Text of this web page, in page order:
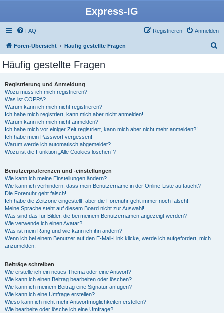
Express-IG
FAQ Anmelden
Registrieren
Foren-Übersicht Häufig gestellte Fragen
Häufig gestellte Fragen
Registrierung und Anmeldung
Wozu muss ich mich registrieren?
Was ist COPPA?
Warum kann ich mich nicht registrieren?
Ich habe mich registriert, kann mich aber nicht anmelden!
Warum kann ich mich nicht anmelden?
Ich habe mich vor einiger Zeit registriert, kann mich aber nicht mehr anmelden?!
Ich habe mein Passwort vergessen!
Warum werde ich automatisch abgemeldet?
Wozu ist die Funktion „Alle Cookies löschen“?
Benutzerpräferenzen und -einstellungen
Wie kann ich meine Einstellungen ändern?
Wie kann ich verhindern, dass mein Benutzername in der Online-Liste auftaucht?
Die Forenuhr geht falsch!
Ich habe die Zeitzone eingestellt, aber die Forenuhr geht immer noch falsch!
Meine Sprache steht auf diesem Board nicht zur Auswahl!
Was sind das für Bilder, die bei meinem Benutzernamen angezeigt werden?
Wie verwende ich einen Avatar?
Was ist mein Rang und wie kann ich ihn ändern?
Wenn ich bei einem Benutzer auf den E-Mail-Link klicke, werde ich aufgefordert, mich
anzumelden.
Beiträge schreiben
Wie erstelle ich ein neues Thema oder eine Antwort?
Wie kann ich einen Beitrag bearbeiten oder löschen?
Wie kann ich meinem Beitrag eine Signatur anfügen?
Wie kann ich eine Umfrage erstellen?
Wieso kann ich nicht mehr Antwortmöglichkeiten erstellen?
Wie bearbeite oder lösche ich eine Umfrage?